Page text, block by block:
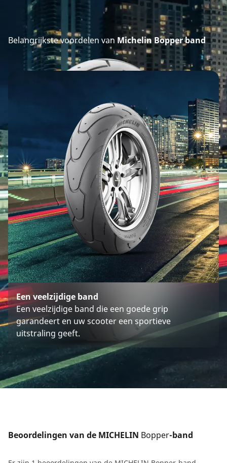
Belangrijkste voordelen van Michelin Bopper band
Een veelzijdige band
Een veelzijdige band die een goede grip
garandeert en uw scooter een sportieve
uitstraling geeft.
Beoordelingen van de MICHELIN Bopper-band